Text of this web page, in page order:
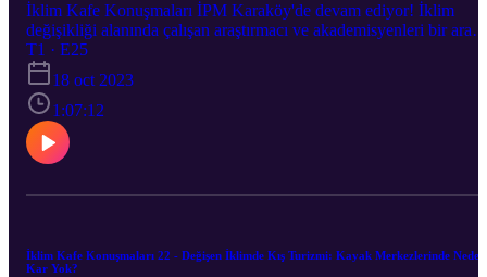
İklim Kafe Konuşmaları İPM Karaköy'de devam ediyor! İklim
değişikliği alanında çalışan araştırmacı ve akademisyenleri bir araya
getirdiğimiz İklim Kafe Konuşmaları’nın yirmibeşincisi " İklim
Değişikliğini Önlemek İçin Nasıl Bir Hukuk Düzeni?'' 17 Ekim`de
Ümit Şahin’in moderatörlüğünde Dr. Serkan Köybaşı ile
T1 · E25
18 oct 2023
1:07:12
İklim Kafe Konuşmaları 22 - Değişen İklimde Kış Turizmi: Kayak Merkezlerinde Neden
Kar Yok?